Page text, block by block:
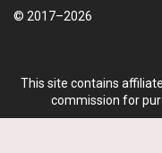
© 2017–2026
This site contains
commission for